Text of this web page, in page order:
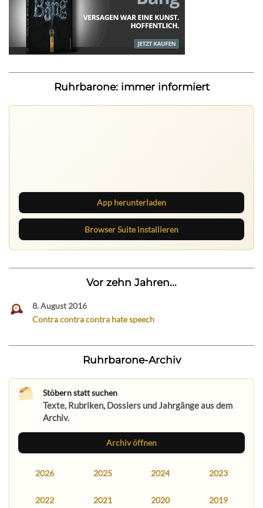
Ruhrbarone: immer informiert
App herunterladen
Browser Suite installieren
Vor zehn Jahren...
8. August 2016
Contra contra contra hate speech
Ruhrbarone-Archiv
Stöbern statt suchen
Texte, Rubriken, Dossiers und Jahrgänge aus dem
Archiv.
Archiv öffnen
2026 2025 2024 2023
2022 2021 2020 2019